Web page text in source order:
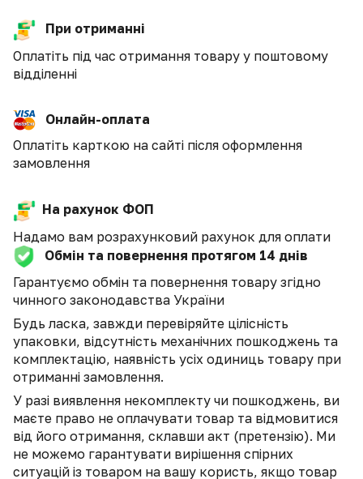
При отриманні
Оплатіть під час отримання товару у поштовому
відділенні
Онлайн-оплата
Оплатіть карткою на сайті після оформлення
замовлення
На рахунок ФОП
Надамо вам розрахунковий рахунок для оплати
Обмін та повернення протягом 14 днів
Гарантуємо обмін та повернення товару згідно
чинного законодавства України
Будь ласка, завжди перевіряйте цілісність
упаковки, відсутність механічних пошкоджень та
комплектацію, наявність усіх одиниць товару при
отриманні замовлення.
У разі виявлення некомплекту чи пошкоджень, ви
маєте право не оплачувати товар та відмовитися
від його отримання, склавши акт (претензію). Ми
не можемо гарантувати вирішення спірних
ситуацій із товаром на вашу користь, якщо товар